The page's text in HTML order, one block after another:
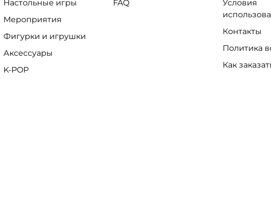
Настольные игры
Мероприятия
Фигурки и игрушки
Аксессуары
K-POP
FAQ
Условия
Контакты
Политика
Как